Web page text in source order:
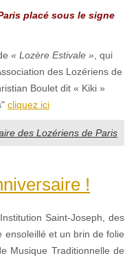
placé sous le signe
« Lozère Estivale » , qui
des Lozériens de
Boulet dit « Kiki »
cliquez ici
des Lozériens de Paris
!
Saint-Joseph, des
ensoleillé et un brin de folie
Musique Traditionnelle de